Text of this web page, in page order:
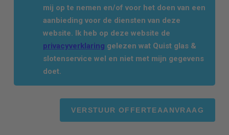
mij op te nemen en/of voor het doen van een
aanbieding voor de diensten van deze
website. Ik heb op deze website de
privacyverklaring gelezen wat Quist glas &
slotenservice wel en niet met mijn gegevens
doet.